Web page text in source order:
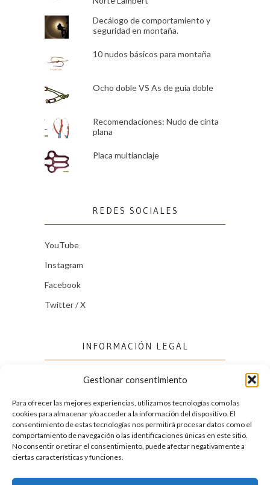
Gestionar consentimiento
Para ofrecer las mejores experiencias, utilizamos tecnologías como las
cookies para almacenar y/o acceder a la información del dispositivo. El
consentimiento de estas tecnologías nos permitirá procesar datos como el
comportamiento de navegación o las identificaciones únicas en este sitio.
No consentir o retirar el consentimiento, puede afectar negativamente a
ciertas características y funciones.
Decálogo de comportamiento y
seguridad en montaña.
10 nudos básicos para montaña
Ocho doble VS As de guía doble
Recomendaciones: Nudo de cinta
plana
Placa multianclaje
REDES SOCIALES
YouTube
Instagram
Facebook
Twitter / X
INFORMACIÓN LEGAL
Política de cookies (UE)
Política de privacidad
FACEBOOK